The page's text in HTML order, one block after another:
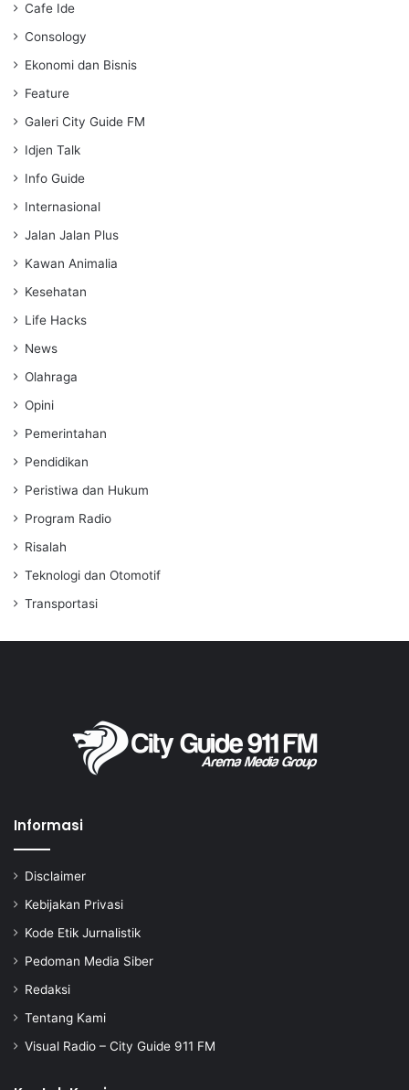
Cafe Ide
Consology
Ekonomi dan Bisnis
Feature
Galeri City Guide FM
Idjen Talk
Info Guide
Internasional
Jalan Jalan Plus
Kawan Animalia
Kesehatan
Life Hacks
News
Olahraga
Opini
Pemerintahan
Pendidikan
Peristiwa dan Hukum
Program Radio
Risalah
Teknologi dan Otomotif
Transportasi
Informasi
Disclaimer
Kebijakan Privasi
Kode Etik Jurnalistik
Pedoman Media Siber
Redaksi
Tentang Kami
Visual Radio – City Guide 911 FM